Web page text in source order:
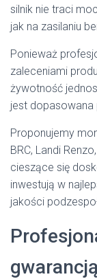
silnik nie traci
jak na zasilaniu
Ponieważ
zaleceniami
żywotność
jest
Proponujemy
BRC, Landi
cieszące się
inwestują w
jakości